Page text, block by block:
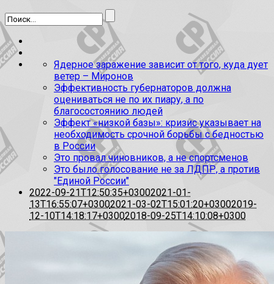
Ядерное заражение зависит от того, куда дует
ветер – Миронов
Эффективность губернаторов должна
оцениваться не по их пиару, а по
благосостоянию людей
Эффект «низкой базы»: кризис указывает на
необходимость срочной борьбы с бедностью
в России
Это провал чиновников, а не спортсменов
Это было голосование не за ЛДПР, а против
"Единой России"
2022-09-21T12:50:35+03002021-01-
13T16:55:07+03002021-03-02T15:01:20+03002019-
12-10T14:18:17+03002018-09-25T14:10:08+0300